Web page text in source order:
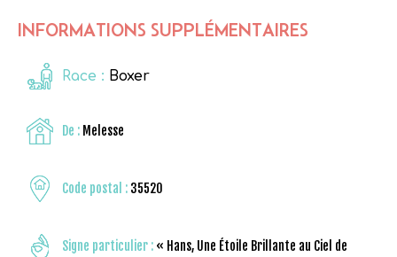
INFORMATIONS SUPPLÉMENTAIRES
Race : Boxer
De : Melesse
Code postal : 35520
Signe particulier : « Hans, Une Étoile Brillante au Ciel de